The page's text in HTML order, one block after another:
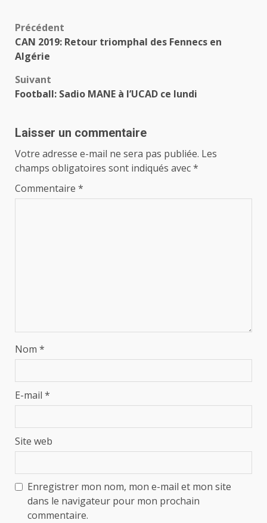
Navigation
d’article
Précédent
CAN 2019: Retour triomphal des Fennecs en
Algérie
Suivant
Football: Sadio MANE à l’UCAD ce lundi
Laisser un commentaire
Votre adresse e-mail ne sera pas publiée. Les
champs obligatoires sont indiqués avec*
Commentaire *
Nom *
E-mail *
Site web
Enregistrer mon nom, mon e-mail et mon site
dans le navigateur pour mon prochain
commentaire.